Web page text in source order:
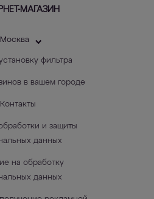
МАГАЗИН
Москва
фильтра
в вашем городе
Контакты
и защиты
данных
на обработку
данных